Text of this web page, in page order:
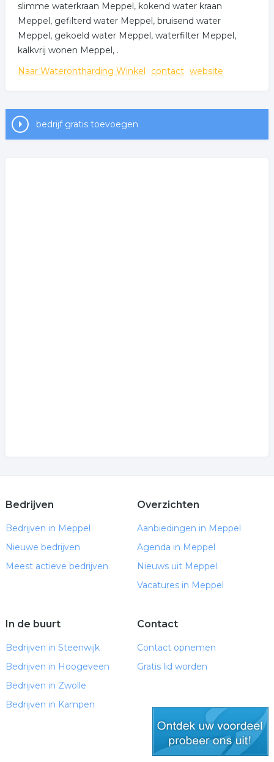
slimme waterkraan Meppel, kokend water kraan
Meppel, gefilterd water Meppel, bruisend water
Meppel, gekoeld water Meppel, waterfilter Meppel,
kalkvrij wonen Meppel, .
Naar Waterontharding Winkel
contact website
bedrijf gratis toevoegen
Bedrijven
Bedrijven in Meppel
Nieuwe bedrijven
Meest actieve bedrijven
Overzichten
Aanbiedingen in Meppel
Agenda in Meppel
Nieuws uit Meppel
Vacatures in Meppel
In de buurt
Bedrijven in Steenwijk
Bedrijven in Hoogeveen
Bedrijven in Zwolle
Bedrijven in Kampen
Contact
Contact opnemen
Gratis lid worden